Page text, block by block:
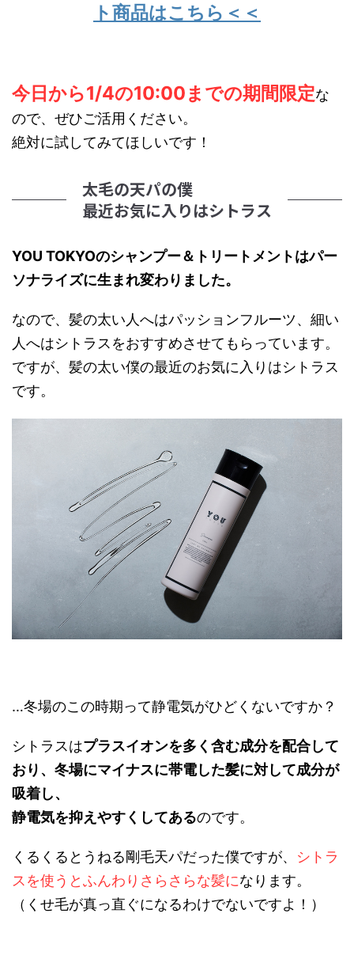
ト商品はこちら＜＜
今日から1/4の10:00までの期間限定な
ので、ぜひご活用ください。
絶対に試してみてほしいです！
太毛の天パの僕
最近お気に入りはシトラス
YOU TOKYOのシャンプー＆トリートメントはパー
ソナライズに生まれ変わりました。
なので、髪の太い人へはパッションフルーツ、細い
人へはシトラスをおすすめさせてもらっています。
ですが、髪の太い僕の最近のお気に入りはシトラス
です。
…冬場のこの時期って静電気がひどくないですか？
シトラスはプラスイオンを多く含む成分を配合して
おり、冬場にマイナスに帯電した髪に対して成分が
吸着し、
静電気を抑えやすくしてあるのです。
くるくるとうねる剛毛天パだった僕ですが、 シトラ
スを使うとふんわりさらさらな髪になります。
（くせ毛が真っ直ぐになるわけでないですよ！）